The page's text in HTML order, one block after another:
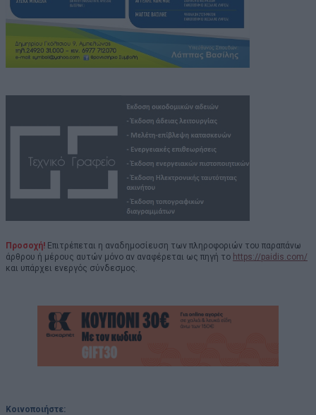
Προσοχή! Επιτρέπεται η αναδημοσίευση των πληροφοριών του παραπάνω
άρθρου ή μέρους αυτών μόνο αν αναφέρεται ως πηγή το https://paidis.com/
και υπάρχει ενεργός σύνδεσμος.
Κοινοποιήστε: